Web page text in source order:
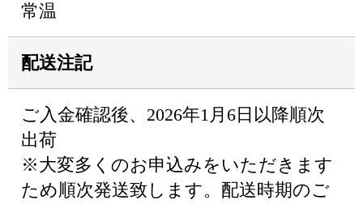
常温
配送注記
ご入金確認後、2026年1月6日以降順次
出荷
※大変多くのお申込みをいただきます
ため順次発送致します。配送時期のご